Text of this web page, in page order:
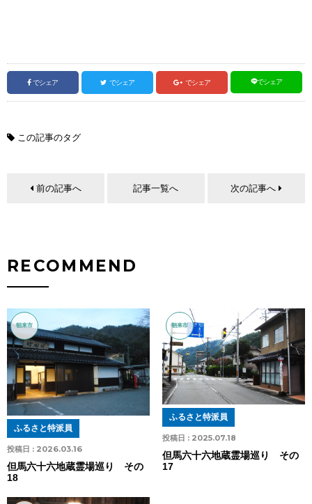
でシェア でシェア でシェア でシェア
この記事のタグ
前の記事へ 記事一覧へ 次の記事へ
RECOMMEND
朝来市
投稿日 : 2026.03.16
ふるさと特派員
但馬六十六地蔵霊場巡り その
18
朝来市
投稿日 : 2025.07.18
ふるさと特派員
但馬六十六地蔵霊場巡り その
17